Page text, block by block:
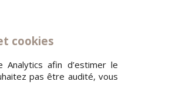
cookies
Analytics afin d’estimer le
pas être audité, vous